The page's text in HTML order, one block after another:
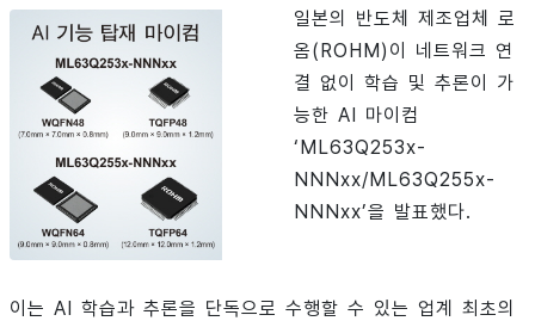
일본의 반도체 제조업체 로
옴(ROHM)이 네트워크 연
결 없이 학습 및 추론이 가
능한 AI 마이컴
‘ML63Q253x-
NNNxx/ML63Q255x-
NNNxx’을 발표했다.
이는 AI 학습과 추론을 단독으로 수행할 수 있는 업계 최초의